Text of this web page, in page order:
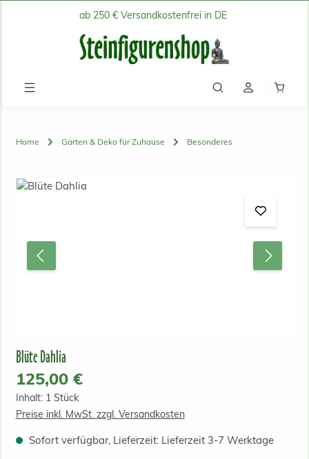
Zum Hauptinhalt springenab 250 € Versandkostenfrei in DE
Home Garten & Deko für Zuhause Besonderes
Bildergalerie überspringen
Blüte Dahlia
Regulärer Preis:
125,00 €
Inhalt: 1 Stück
Preise inkl. MwSt. zzgl. Versandkosten
Sofort verfügbar, Lieferzeit: Lieferzeit 3-7 Werktage